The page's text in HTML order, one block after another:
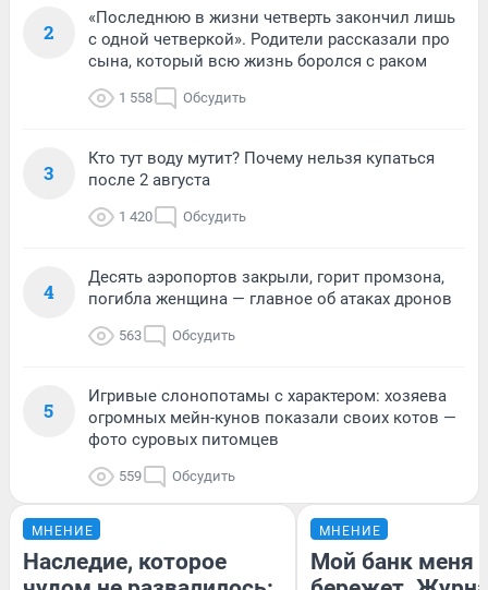
2
«Последнюю в жизни четверть закончил лишь
с одной четверкой». Родители рассказали про
сына, который всю жизнь боролся с раком
1 558 Обсудить
3
Кто тут воду мутит? Почему нельзя купаться
после 2 августа
1 420 Обсудить
4
Десять аэропортов закрыли, горит промзона,
погибла женщина — главное об атаках дронов
563 Обсудить
5
Игривые слонопотамы с характером: хозяева
огромных мейн-кунов показали своих котов —
фото суровых питомцев
559 Обсудить
МНЕНИЕ
Наследие, которое
МНЕНИЕ
Мой банк меня